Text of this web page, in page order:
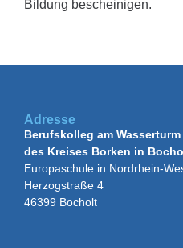
Bildung bescheinigen.
Adresse
Berufskolleg am Wasserturm
des Kreises Borken in
Europaschule in Nordrhein-
Herzogstraße 4
46399 Bocholt